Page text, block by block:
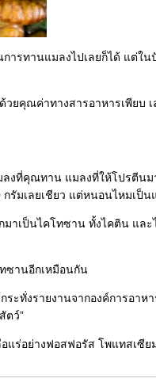
รทานแมลงไปเลยก็ได้ แต่ใน
ยคุณค่าทางสารอาหารเพียบ
ลงที่คุณทาน แมลงที่ให้โปรตีน
กรัมเลยเชียว แต่หนอนไหมเ
มาเป็นไคโทซาน ทั้งไคติน แ
ซานอีกเหมือนกัน
ะทั่งรายงานจากองค์การอาห
ตว์”
แร่อย่างฟอสฟอรัส โพแทสเซี